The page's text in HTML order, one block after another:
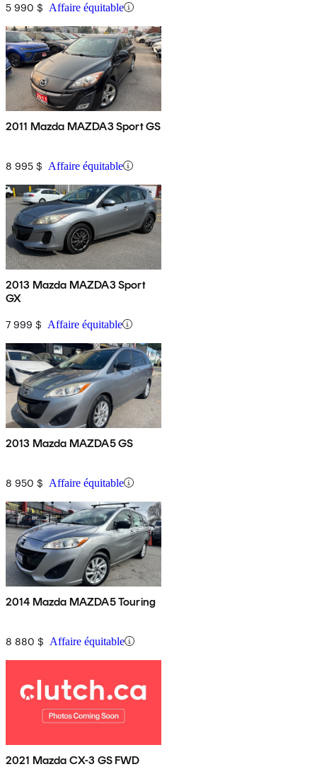
5 990 $ Affaire équitable
2011 Mazda MAZDA3 Sport GS
8 995 $ Affaire équitable
2013 Mazda MAZDA3 Sport
GX
7 999 $ Affaire équitable
2013 Mazda MAZDA5 GS
8 950 $ Affaire équitable
2014 Mazda MAZDA5 Touring
8 880 $ Affaire équitable
2021 Mazda CX-3 GS FWD